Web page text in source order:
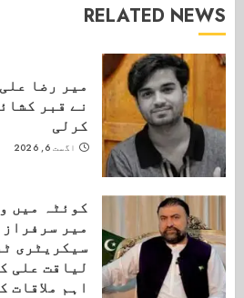
RELATED NEWS
میر رضا
نے قبر
کرلی
اگست 6, 2026
کوئٹہ میں
میر
سیکریٹری
لیاقت علی
اہم ملاقات